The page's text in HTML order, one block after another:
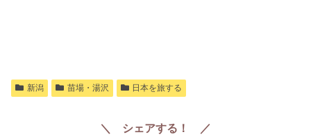
新潟 苗場・湯沢 日本を旅する
＼ シェアする！ ／